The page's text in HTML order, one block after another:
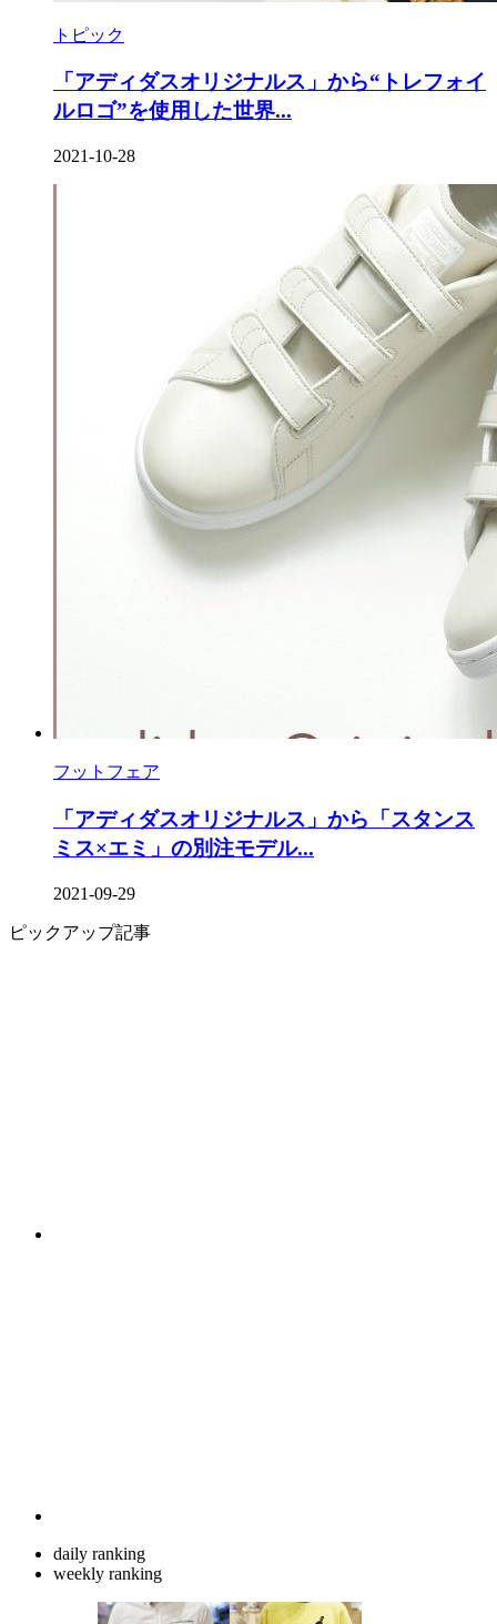
トピック
「アディダスオリジナルス」から“トレフォイ
ルロゴ”を使⽤した世界...
2021-10-28
フットフェア
「アディダスオリジナルス」から「スタンス
ミス×エミ」の別注モデル...
2021-09-29
ピックアップ記事
daily ranking
weekly ranking